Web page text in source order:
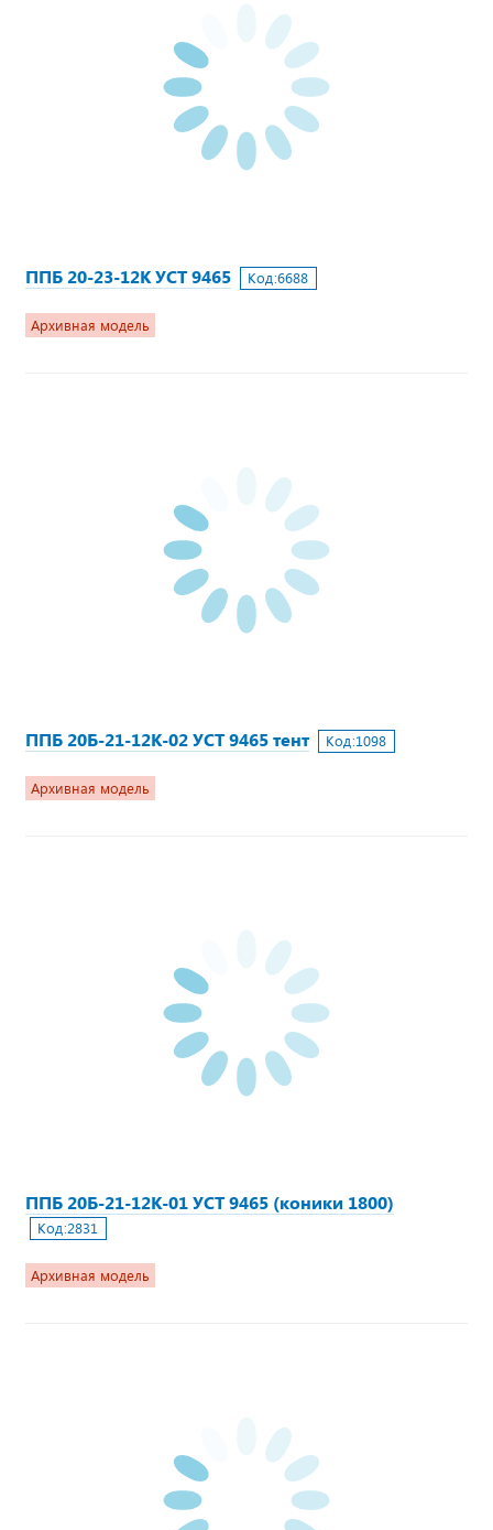
ППБ 20-23-12К УСТ 9465 Код:6688
Архивная модель
ППБ 20Б-21-12К-02 УСТ 9465 тент Код:1098
Архивная модель
ППБ 20Б-21-12К-01 УСТ 9465 (коники 1800)
Код:2831
Архивная модель